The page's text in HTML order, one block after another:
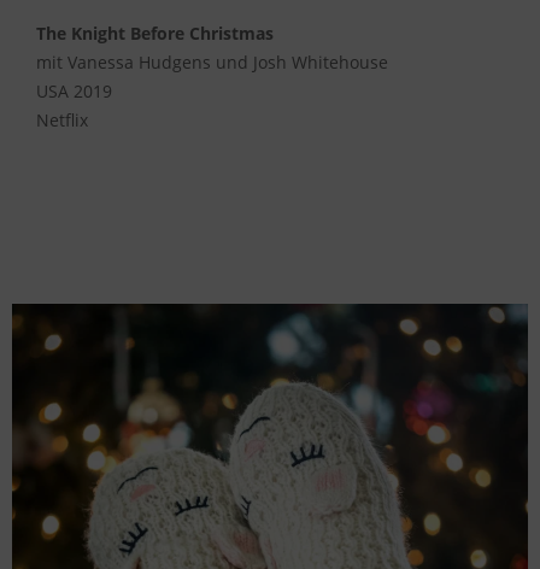
The Knight Before Christmas
mit Vanessa Hudgens und Josh Whitehouse
USA 2019
Netflix